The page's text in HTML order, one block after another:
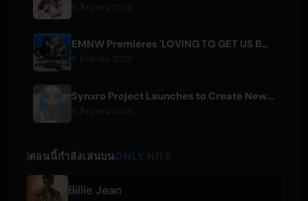
EMNW Premieres 'LOVING TO GET US BY' Music Video on August 7
Synxro Project Launches to Create New IP from Fictional Anime Openings
ตอนนี้กำลังเล่นบนONLY HITS
Billie Jean